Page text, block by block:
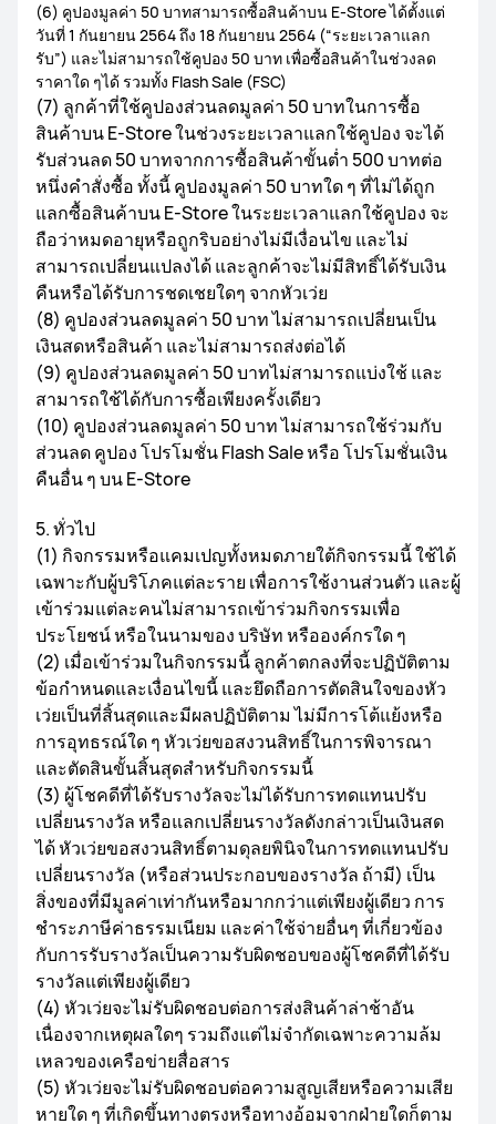
(6) คูปองมูลค่า 50 บาทสามารถซื้อสินค้าบน E-Store ได้ตั้งแต่
วันที่ 1 กันยายน 2564 ถึง 18 กันยายน 2564 (“ระยะเวลาแลก
รับ”) และไม่สามารถใช้คูปอง 50 บาท เพื่อซื้อสินค้าในช่วงลด
ราคาใด ๆได้ รวมทั้ง Flash Sale (FSC)
(7) ลูกค้าที่ใช้คูปองส่วนลดมูลค่า 50 บาทในการซื้อ
สินค้าบน E-Store ในช่วงระยะเวลาแลกใช้คูปอง จะได้
รับส่วนลด 50 บาทจากการซื้อสินค้าขั้นต่ำ 500 บาทต่อ
หนึ่งคำสั่งซื้อ ทั้งนี้ คูปองมูลค่า 50 บาทใด ๆ ที่ไม่ได้ถูก
แลกซื้อสินค้าบน E-Store ในระยะเวลาแลกใช้คูปอง จะ
ถือว่าหมดอายุหรือถูกริบอย่างไม่มีเงื่อนไข และไม่
สามารถเปลี่ยนแปลงได้ และลูกค้าจะไม่มีสิทธิ์ได้รับเงิน
คืนหรือได้รับการชดเชยใดๆ จากหัวเว่ย
(8) คูปองส่วนลดมูลค่า 50 บาท ไม่สามารถเปลี่ยนเป็น
เงินสดหรือสินค้า และไม่สามารถส่งต่อได้
(9) คูปองส่วนลดมูลค่า 50 บาทไม่สามารถแบ่งใช้ และ
สามารถใช้ได้กับการซื้อเพียงครั้งเดียว
(10) คูปองส่วนลดมูลค่า 50 บาท ไม่สามารถใช้ร่วมกับ
ส่วนลด คูปอง โปรโมชั่น Flash Sale หรือ โปรโมชั่นเงิน
คืนอื่น ๆ บน E-Store
5. ทั่วไป
(1) กิจกรรมหรือแคมเปญทั้งหมดภายใต้กิจกรรมนี้ ใช้ได้
เฉพาะกับผู้บริโภคแต่ละราย เพื่อการใช้งานส่วนตัว และผู้
เข้าร่วมแต่ละคนไม่สามารถเข้าร่วมกิจกรรมเพื่อ
ประโยชน์ หรือในนามของ บริษัท หรือองค์กรใด ๆ
(2) เมื่อเข้าร่วมในกิจกรรมนี้ ลูกค้าตกลงที่จะปฏิบัติตาม
ข้อกำหนดและเงื่อนไขนี้ และยึดถือการตัดสินใจของหัว
เว่ยเป็นที่สิ้นสุดและมีผลปฏิบัติตาม ไม่มีการโต้แย้งหรือ
การอุทธรณ์ใด ๆ หัวเว่ยขอสงวนสิทธิ์ในการพิจารณา
และตัดสินขั้นสิ้นสุดสำหรับกิจกรรมนี้
(3) ผู้โชคดีที่ได้รับรางวัลจะไม่ได้รับการทดแทนปรับ
เปลี่ยนรางวัล หรือแลกเปลี่ยนรางวัลดังกล่าวเป็นเงินสด
ได้ หัวเว่ยขอสงวนสิทธิ์ตามดุลยพินิจในการทดแทนปรับ
เปลี่ยนรางวัล (หรือส่วนประกอบของรางวัล ถ้ามี) เป็น
สิ่งของที่มีมูลค่าเท่ากันหรือมากกว่าแต่เพียงผู้เดียว การ
ชำระภาษีค่าธรรมเนียม และค่าใช้จ่ายอื่นๆ ที่เกี่ยวข้อง
กับการรับรางวัลเป็นความรับผิดชอบของผู้โชคดีที่ได้รับ
รางวัลแต่เพียงผู้เดียว
(4) หัวเว่ยจะไม่รับผิดชอบต่อการส่งสินค้าล่าช้าอัน
เนื่องจากเหตุผลใดๆ รวมถึงแต่ไม่จำกัดเฉพาะความล้ม
เหลวของเครือข่ายสื่อสาร
(5) หัวเว่ยจะไม่รับผิดชอบต่อความสูญเสียหรือความเสีย
หายใด ๆ ที่เกิดขึ้นทางตรงหรือทางอ้อมจากฝ่ายใดก็ตาม